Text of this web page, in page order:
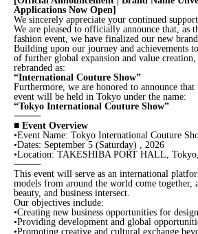
Applications Now Open]
We sincerely appreciate your continued
We are pleased to officially announce that, as
fashion event, we have finalized our new
Building upon our journey and achievements
of further global expansion and value
rebranded as:
“International Couture Show”
Furthermore, we are honored to announce
event will be held in Tokyo under the name:
“Tokyo International Couture Show”
⸻
■ Event Overview
•Event Name: Tokyo International Couture
•Dates: September 5 (Saturday) , 2026
•Location: TAKESHIBA PORT HALL,
⸻
This event will serve as an international
models from around the world come together,
beauty, and business intersect.
Our objectives include:
•Creating new business opportunities for
•Providing development and global
•Promoting creative and cultural exchange